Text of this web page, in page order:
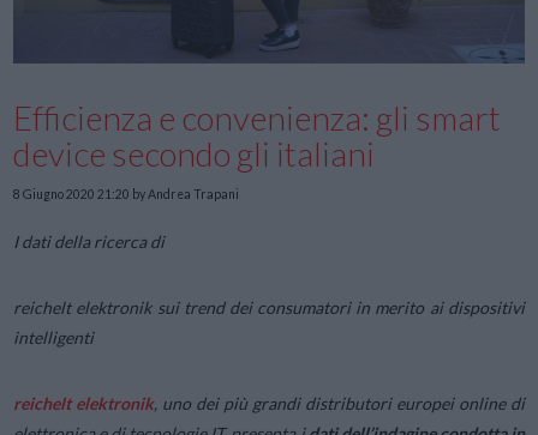
Efficienza e convenienza: gli smart
device secondo gli italiani
8 Giugno 2020 21:20 by Andrea Trapani
I dati della ricerca di
reichelt elektroniksui trend dei consumatori in merito ai dispositivi
intelligenti
reichelt elektronik, uno dei più grandi distributori europei online di